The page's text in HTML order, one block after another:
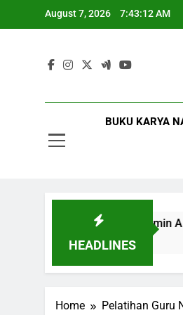
August 7, 2026 7:43:12 AM
BUKU KARYA
HEADLINES
Bersama Namin AB Ibnu
Home Pelatihan Guru